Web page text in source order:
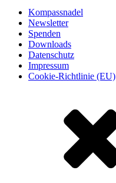
Kompassnadel
Newsletter
Spenden
Downloads
Datenschutz
Impressum
Cookie-Richtlinie (EU)